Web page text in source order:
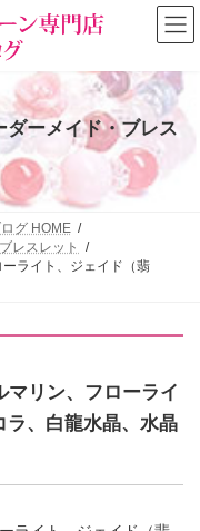
ダーメイド・ブレス
グ HOME
レスレット
ライト、ジェイド（翡
リン、フローライ
ラ、白龍水晶、水晶